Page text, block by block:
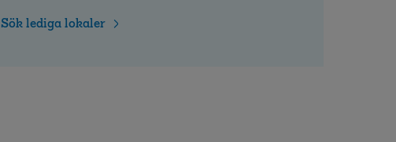
Sök lediga lokaler